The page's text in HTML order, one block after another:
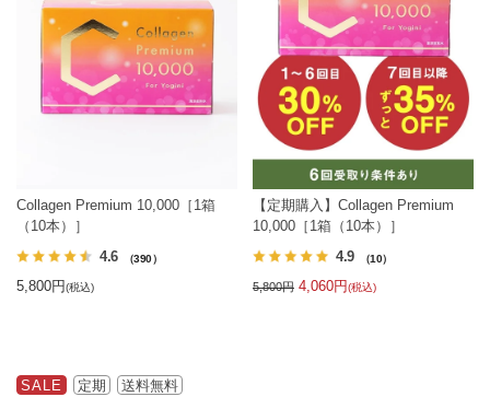
Collagen Premium 10,000［1箱
（10本）］
4.6 （390）
5,800円(税込)
【定期購入】Collagen Premium
10,000［1箱（10本）］
4.9 （10）
5,800円 4,060円(税込)
SALE 定期 送料無料